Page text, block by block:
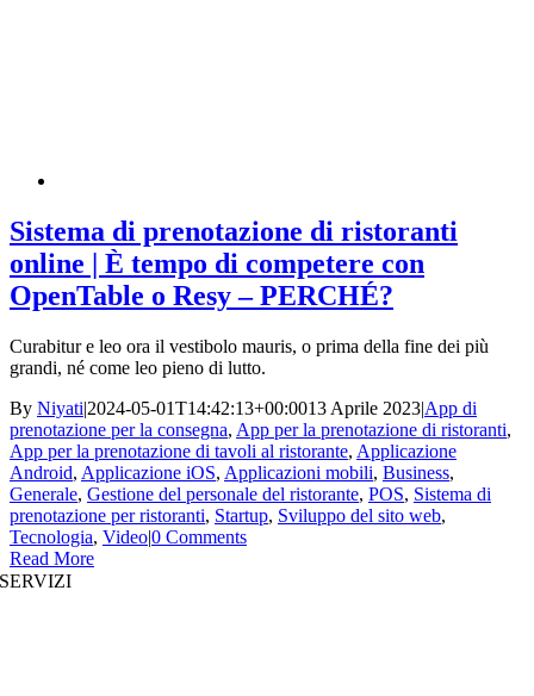
Sistema di prenotazione di ristoranti
online | È tempo di competere con
OpenTable o Resy – PERCHÉ?
Curabitur e leo ora il vestibolo mauris, o prima della fine dei più
grandi, né come leo pieno di lutto.
By Niyati|2024-05-01T14:42:13+00:0013 Aprile 2023|App di
prenotazione per la consegna, App per la prenotazione di ristoranti,
App per la prenotazione di tavoli al ristorante, Applicazione
Android, Applicazione iOS, Applicazioni mobili, Business,
Generale, Gestione del personale del ristorante, POS, Sistema di
prenotazione per ristoranti, Startup, Sviluppo del sito web,
Tecnologia, Video|0 Comments
Read More
SERVIZI